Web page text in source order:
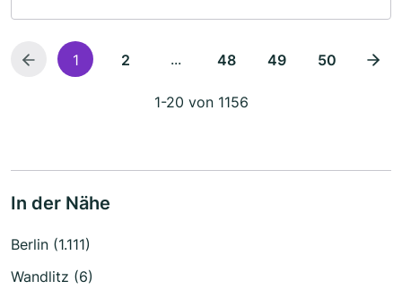
1 2 ... 48 49 50
1-20 von 1156
In der Nähe
Berlin (1.111)
Wandlitz (6)